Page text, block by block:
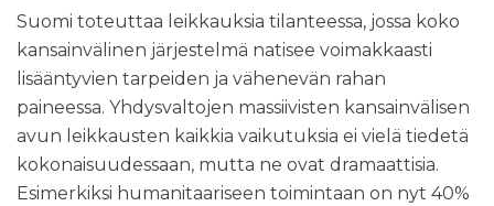
Suomi toteuttaa leikkauksia tilanteessa, jossa koko
kansainvälinen järjestelmä natisee voimakkaasti
lisääntyvien tarpeiden ja vähenevän rahan
paineessa. Yhdysvaltojen massiivisten kansainvälisen
avun leikkausten kaikkia vaikutuksia ei vielä tiedetä
kokonaisuudessaan, mutta ne ovat dramaattisia.
Esimerkiksi humanitaariseen toimintaan on nyt 40%